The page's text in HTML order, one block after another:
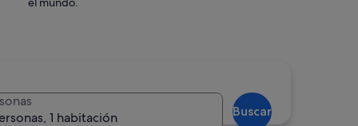
1 habitación
Buscar
Oliva